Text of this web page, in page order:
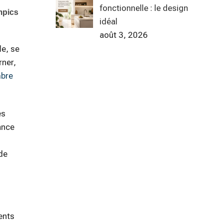
se
fonctionnelle : le design
idéal
août 3, 2026